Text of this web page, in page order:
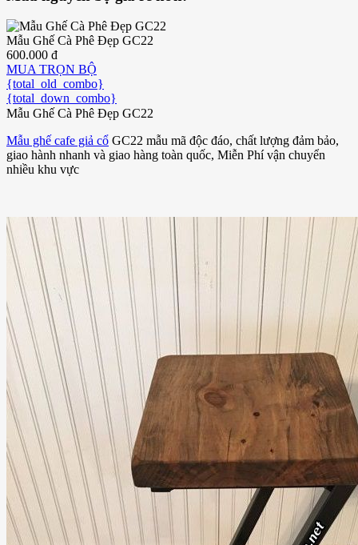
Mẫu Ghế Cà Phê Đẹp GC22
600.000 đ
MUA TRỌN BỘ
{total_old_combo}
{total_down_combo}
Mẫu Ghế Cà Phê Đẹp GC22
Mẫu ghế cafe giả cổ GC22 mẫu mã độc đáo, chất lượng đảm bảo,
giao hành nhanh và giao hàng toàn quốc, Miễn Phí vận chuyển
nhiều khu vực